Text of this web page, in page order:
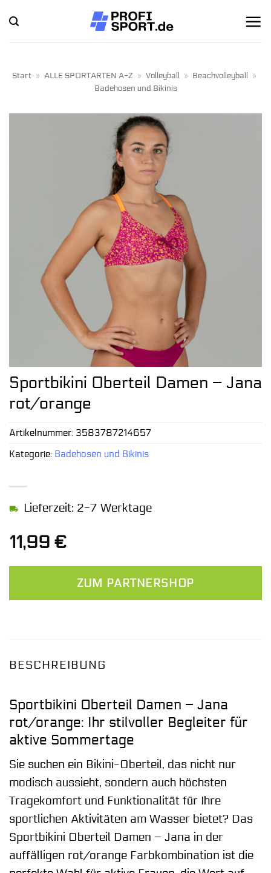
Inhalt
springen
Start » ALLE SPORTARTEN A-Z » Volleyball » Beachvolleyball »
Badehosen und Bikinis
Sportbikini Oberteil Damen – Jana
rot/orange
11,99 €
Lieferzeit: 2-7 Werktage
ZUM PARTNERSHOP
Artikelnummer: 3583787214657
Kategorie: Badehosen und Bikinis
BESCHREIBUNG
Sportbikini Oberteil Damen – Jana
rot/orange: Ihr stilvoller Begleiter für
aktive Sommertage
Sie suchen ein Bikini-Oberteil, das nicht nur
modisch aussieht, sondern auch höchsten
Tragekomfort und Funktionalität für Ihre
sportlichen Aktivitäten am Wasser bietet? Das
Sportbikini Oberteil Damen – Jana in der
auffälligen rot/orange Farbkombination ist die